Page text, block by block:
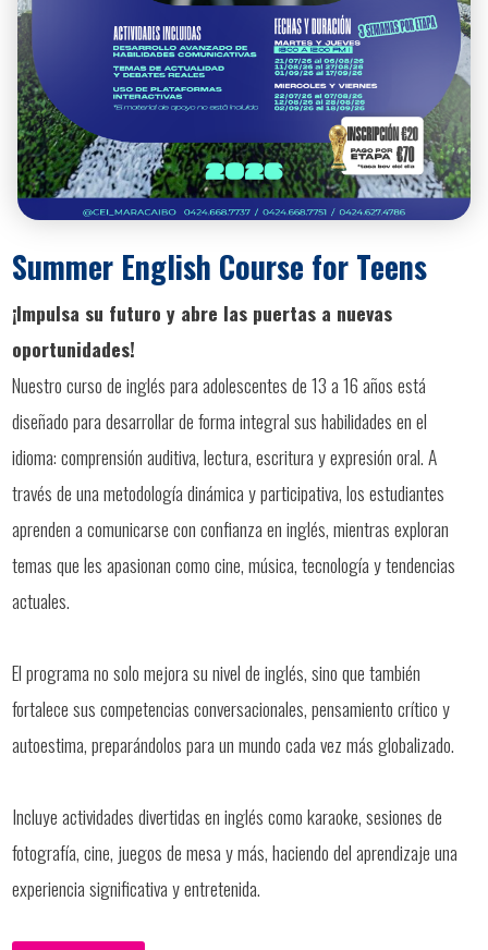
Summer English Course for Teens
¡Impulsa su futuro y abre las puertas a nuevas
oportunidades!
Nuestro curso de inglés para adolescentes de 13 a 16 años está
diseñado para desarrollar de forma integral sus habilidades en el
idioma: comprensión auditiva, lectura, escritura y expresión oral. A
través de una metodología dinámica y participativa, los estudiantes
aprenden a comunicarse con confianza en inglés, mientras exploran
temas que les apasionan como cine, música, tecnología y tendencias
actuales.
El programa no solo mejora su nivel de inglés, sino que también
fortalece sus competencias conversacionales, pensamiento crítico y
autoestima, preparándolos para un mundo cada vez más globalizado.
Incluye actividades divertidas en inglés como karaoke, sesiones de
fotografía, cine, juegos de mesa y más, haciendo del aprendizaje una
experiencia significativa y entretenida.